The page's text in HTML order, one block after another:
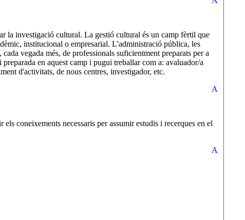
la investigació cultural. La gestió cultural és un camp fèrtil que
institucional o empresarial. L'administració pública, les
vegada més, de professionals suficientment preparats per a
en aquest camp i pugui treballar com a: avaluador/a
d'activitats, de nous centres, investigador, etc.
coneixements necessaris per assumir estudis i recerques en el